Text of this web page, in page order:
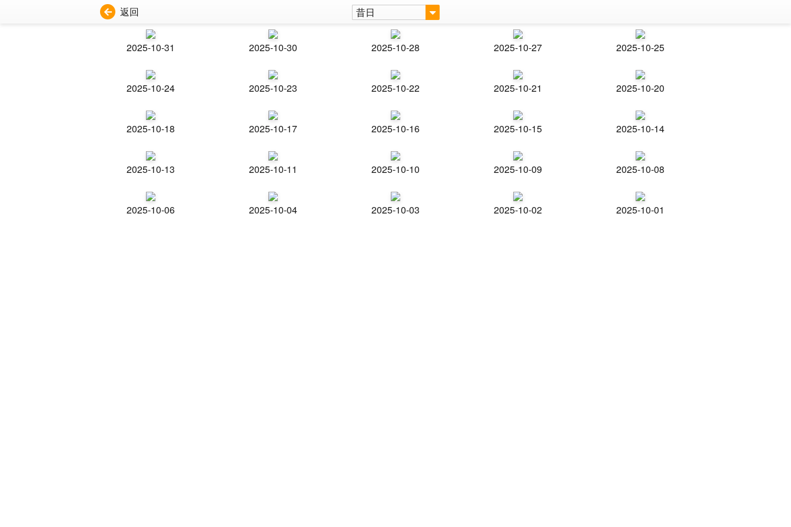
返回 昔日
2025-10-31 2025-10-30 2025-10-28 2025-10-27 2025-10-25
2025-10-24 2025-10-23 2025-10-22 2025-10-21 2025-10-20
2025-10-18 2025-10-17 2025-10-16 2025-10-15 2025-10-14
2025-10-13 2025-10-11 2025-10-10 2025-10-09 2025-10-08
2025-10-06 2025-10-04 2025-10-03 2025-10-02 2025-10-01